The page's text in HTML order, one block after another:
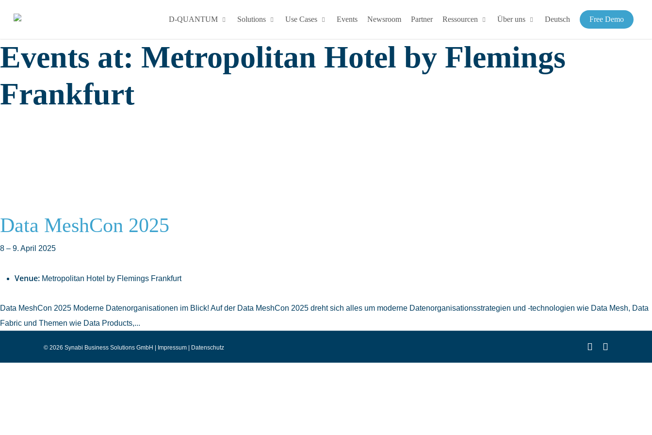
content
D-QUANTUM Solutions Use Cases Events Newsroom Partner Ressourcen Über uns Deutsch Free Demo
Events at: Metropolitan Hotel by Flemings
Frankfurt
Data MeshCon 2025
8 – 9. April 2025
Venue: Metropolitan Hotel by Flemings Frankfurt
Data MeshCon 2025 Moderne Datenorganisationen im Blick! Auf der Data MeshCon 2025 dreht sich alles um moderne Datenorganisationsstrategien und -technologien wie Data Mesh, Data
Fabric und Themen wie Data Products,...
© 2026 Synabi Business Solutions GmbH | Impressum Datenschutz linkedindribbble